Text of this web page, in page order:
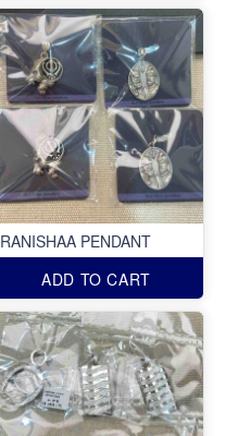
RANISHAA PENDANT
ADD TO CART